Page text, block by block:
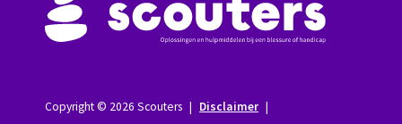
Copyright © 2026 Scouters | Disclaimer |